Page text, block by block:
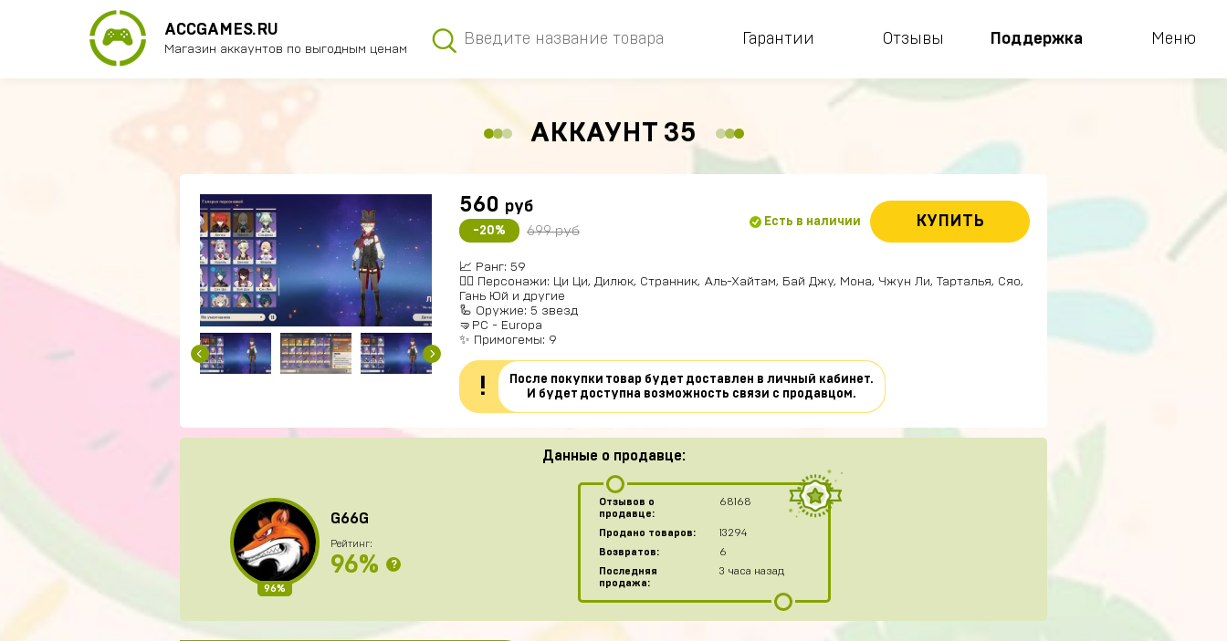
ACCGAMES.RU
Магазин аккаунтов по выгодным ценам
Гарантии Отзывы Поддержка Меню
АККАУНТ 35
560 руб
-20% 699 руб
Есть в наличии КУПИТЬ
📈 Ранг: 59
🧍‍♀️ Персонажи: Ци Ци, Дилюк, Странник, Аль-Хайтам, Бай Джу, Мона, Чжун Ли, Тарталья, Сяо,
Гань Юй и другие
🦾 Оружие: 5 звезд
🤜PC - Europa
✨ Примогемы: 9
!
После покупки товар будет доставлен в личный кабинет.
И будет доступна возможность связи с продавцом.
Данные о продавце:
96%
G66G
Рейтинг:
96% ?
Отзывов о
продавце:
68168
Продано товаров:
13294
Возвратов:
6
Последняя
продажа:
3 часа назад